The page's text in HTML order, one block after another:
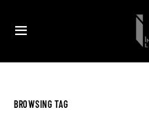
BROWSING TAG